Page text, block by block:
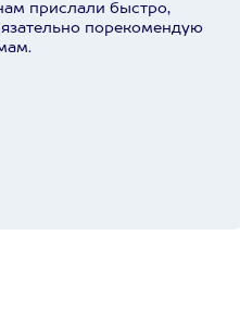
прислали быстро,
порекомендую